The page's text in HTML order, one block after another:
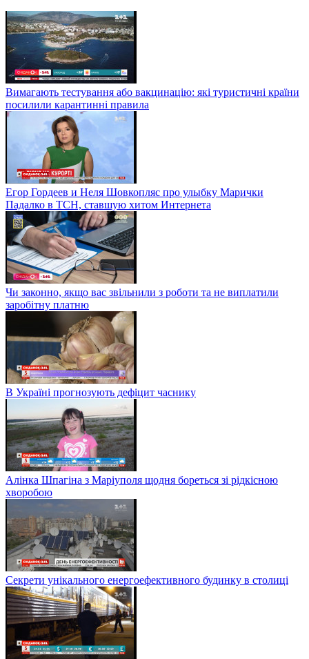
Вимагають тестування або вакцинацію: які туристичні країни
посилили карантинні правила
Егор Гордеев и Неля Шовкопляс про улыбку Марички
Падалко в ТСН, ставшую хитом Интернета
Чи законно, якщо вас звільнили з роботи та не виплатили
заробітну платню
В Україні прогнозують дефіцит часнику
Алінка Шпагіна з Маріуполя щодня бореться зі рідкісною
хворобою
Секрети унікального енергоефективного будинку в столиці